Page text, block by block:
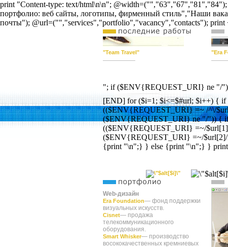
print "Content-type: text/html\n\n"; @width=("","63","67","81","84");
портфолио: веб сайты, логотипы, фирменный стиль","Наши
почты"); @url=("","services","portfolio","vacancy","contacts");
"Team Travel" "Era
"; if ($ENV{REQUEST_URI} ne "/
[END] for ($i=1; $i<=$#url; $i++) { if
(($ENV{REQUEST_URI} =~ /^\/
($ENV{REQUEST_URI} ne "/")) {
(($ENV{REQUEST_URI} =~/
($ENV{REQUEST_URI} =~/
{print "\n";} } else {print "\n";} }
Web-дизайн
Era Foundation— фонд поддержки
визуальных искусств.
Cisnet— продажа
телекоммуникационного
оборудования.
Smart Whisker— производство
восококачественных кремниевых